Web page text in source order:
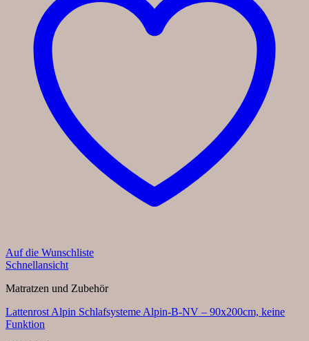
Auf die Wunschliste
Schnellansicht
Matratzen und Zubehör
Lattenrost Alpin Schlafsysteme Alpin-B-NV – 90x200cm, keine
Funktion